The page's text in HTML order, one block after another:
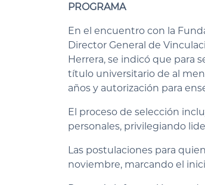
PROGRAMA
En el encuentro con la
Director General de
Herrera, se indicó que para
título universitario de al
años y autorización para
El proceso de selección
personales, privilegiando
Las postulaciones para
noviembre, marcando el